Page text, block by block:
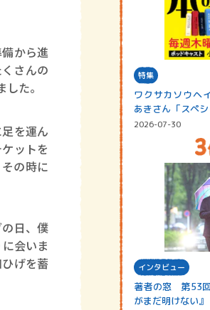
から進
さんの
た。
を運ん
ットを
の時に
日、僕
会いま
げを蓄
特集
ワクサカソウヘ
あきさん「スペ
ドキャスト…
2026-07-30
インタビュー
著者の窓 第53
がまだ明けない』